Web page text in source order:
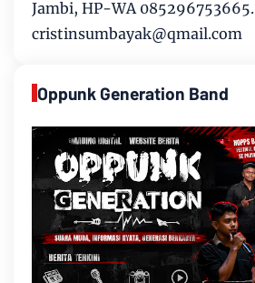
Jambi, HP-WA
cristinsumbayak@qmail.com
Oppunk Generation Band